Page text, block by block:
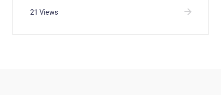
21 Views